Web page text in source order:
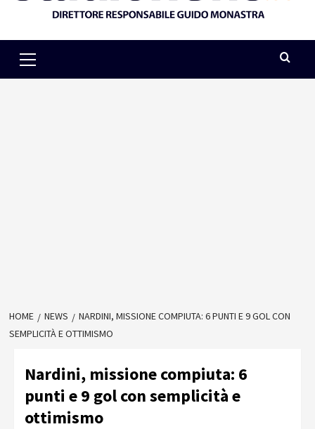
Menu
HOME NEWS
NARDINI, MISSIONE COMPIUTA: 6 PUNTI E 9 GOL CON
SEMPLICITÀ E OTTIMISMO
Nardini, missione compiuta: 6
punti e 9 gol con semplicità e
ottimismo